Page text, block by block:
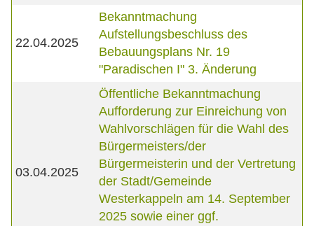
22.04.2025
Bekanntmachung
Aufstellungsbeschluss des
Bebauungsplans Nr. 19
"Paradischen I" 3. Änderung
03.04.2025
Öffentliche Bekanntmachung
Aufforderung zur Einreichung von
Wahlvorschlägen für die Wahl des
Bürgermeisters/der
Bürgermeisterin und der Vertretung
der Stadt/Gemeinde
Westerkappeln am 14. September
2025 sowie einer ggf.